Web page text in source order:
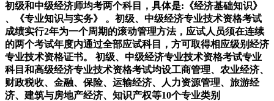
初级和中级经济师均考两个科目，具体是:《经济基础知识》
、《专业知识与实务》 。初级、中级经济专业技术资格考试
成绩实行2年为一个周期的滚动管理方法，应试人员须在连续
的两个考试年度内通过全部应试科目，方可取得相应级别经济
专业技术资格证书。 初级、中级经济专业技术资格考试专业
科目和高级经济专业技术资格考试均设工商管理、农业经济、
财政税收、金融、保险、运输经济、人力资源管理、旅游经
济、建筑与房地产经济、知识产权等10个专业类别